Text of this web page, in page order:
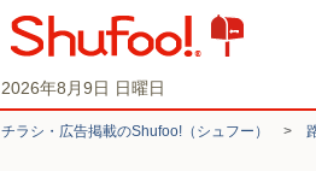
2026年8月9日 日曜日
チラシ・​広告掲載の​Shufoo!​（シュフー） >